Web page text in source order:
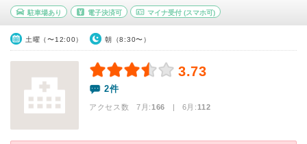
駐車場あり 電子決済可 マイナ受付 (スマホ可)
土曜（〜12:00） 朝（8:30〜）
3.73
2件
アクセス数 7月:166 | 6月:112